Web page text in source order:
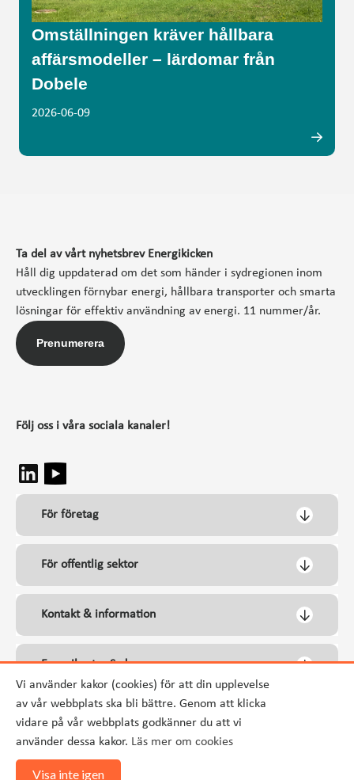
Vi använder kakor (cookies) för att din upplevelse
av vår webbplats ska bli bättre. Genom att klicka
vidare på vår webbplats godkänner du att vi
använder dessa kakor. Läs mer om cookies
Visa inte igen
Omställningen kräver hållbara
affärsmodeller – lärdomar från
Dobele
2026-06-09
Ta del av vårt nyhetsbrev Energikicken
Håll dig uppdaterad om det som händer i sydregionen inom
utvecklingen förnybar energi, hållbara transporter och smarta
lösningar för effektiv användning av energi. 11 nummer/år.
Prenumerera
Följ oss i våra sociala kanaler!
För företag
För offentlig sektor
Kontakt & information
Energikontor Syd